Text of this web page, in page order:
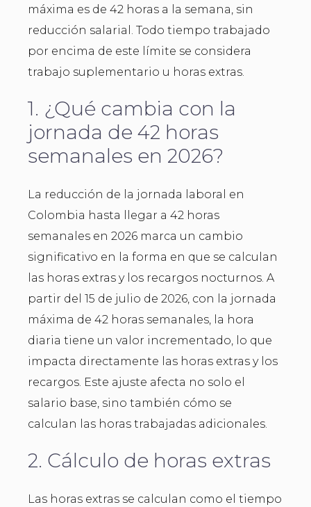
máxima es de 42 horas a la semana, sin
reducción salarial. Todo tiempo trabajado
por encima de este límite se considera
trabajo suplementario u horas extras.
1. ¿Qué cambia con la
jornada de 42 horas
semanales en 2026?
La reducción de la jornada laboral en
Colombia hasta llegar a 42 horas
semanales en 2026 marca un cambio
significativo en la forma en que se calculan
las horas extras y los recargos nocturnos. A
partir del 15 de julio de 2026, con la jornada
máxima de 42 horas semanales, la hora
diaria tiene un valor incrementado, lo que
impacta directamente las horas extras y los
recargos. Este ajuste afecta no solo el
salario base, sino también cómo se
calculan las horas trabajadas adicionales.
2. Cálculo de horas extras
Las horas extras se calculan como el tiempo